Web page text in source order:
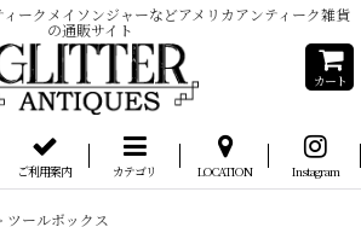
ークメイソンジャーなどアメリカアンティーク雑貨
の通販サイト
カート
ご利用案内 カテゴリ LOCATION Instagram
ツールボックス